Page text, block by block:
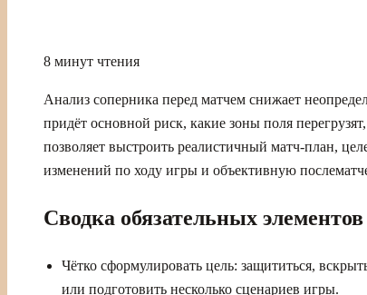
8 минут чтения
Анализ соперника перед матчем снижает
придёт основной риск, какие зоны поля
позволяет выстроить реалистичный матч-план,
изменений по ходу игры и объективную
Сводка обязательных
Чётко сформулировать цель: защититься,
или подготовить несколько сценариев игры.